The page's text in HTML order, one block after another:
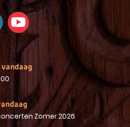
Zomer 2026